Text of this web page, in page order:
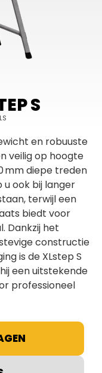
S
en robuuste
veilig op hoogte
mm diepe treden
ook bij langer
terwijl een
biedt voor
Dankzij het
constructie
is de XLstep S
een uitstekende
professioneel